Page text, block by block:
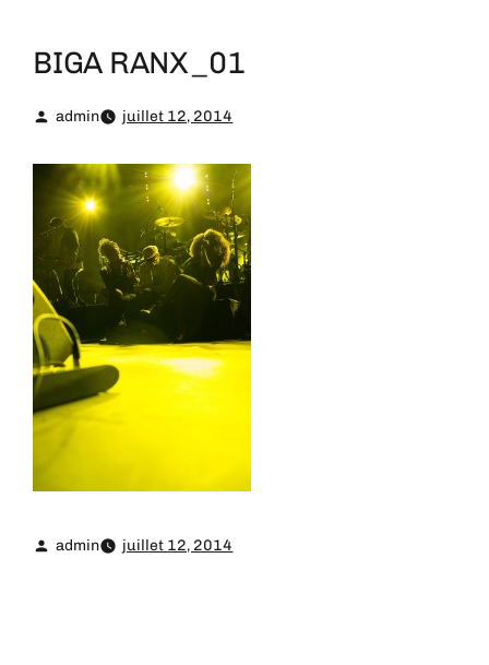
BIGA RANX_01
admin juillet 12, 2014
admin juillet 12, 2014